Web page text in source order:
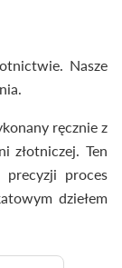
Nasze
ręcznie z
złotniczej. Ten
precyzji proces
dziełem